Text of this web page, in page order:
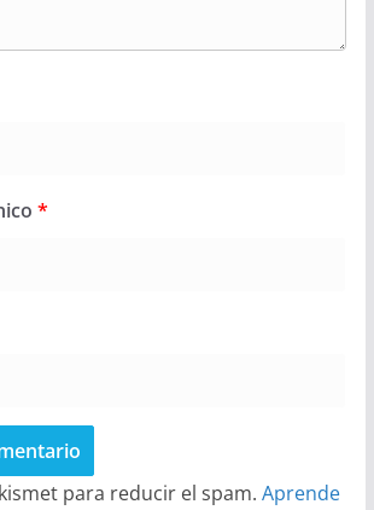
*
para reducir el spam. Aprende